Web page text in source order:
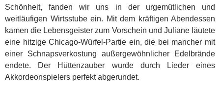
Schönheit, fanden wir uns in der urgemütlichen und
weitläufigen Wirtsstube ein. Mit dem kräftigen Abendessen
kamen die Lebensgeister zum Vorschein und Juliane läutete
eine hitzige Chicago-Würfel-Partie ein, die bei mancher mit
einer Schnapsverkostung außergewöhnlicher Edelbrände
endete. Der Hüttenzauber wurde durch Lieder eines
Akkordeonspielers perfekt abgerundet.